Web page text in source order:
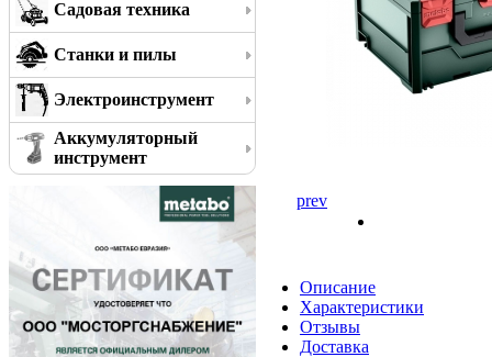
Садовая техника
Станки и пилы
Электроинструмент
Аккумуляторный
инструмент
prev
Описание
Характеристики
Отзывы
Доставка